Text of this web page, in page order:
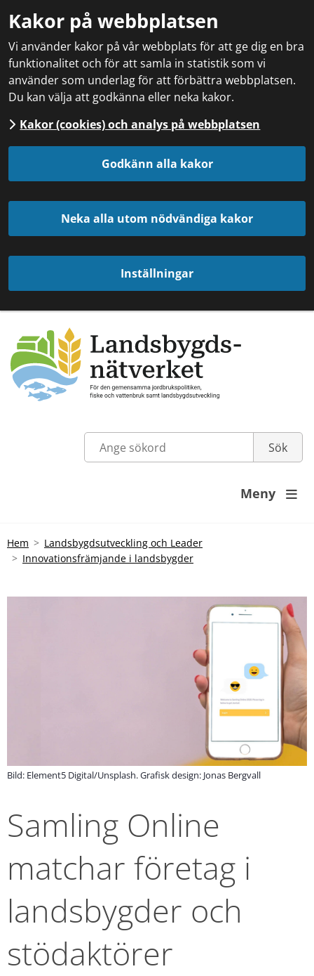
Kakor på webbplatsen
Vi använder kakor på vår webbplats för att ge dig en bra
funktionalitet och för att samla in statistik som vi
använder som underlag för att förbättra webbplatsen.
Du kan välja att godkänna eller neka kakor.
Kakor (cookies) och analys på webbplatsen
Godkänn alla kakor
Neka alla utom nödvändiga kakor
Inställningar
Meny 
Hem
Landsbygdsutveckling och Leader
Innovationsfrämjande i landsbygder
Bild: Element5 Digital/Unsplash. Grafisk design: Jonas Bergvall
Samling Online
matchar företag i
landsbygder och
stödaktörer